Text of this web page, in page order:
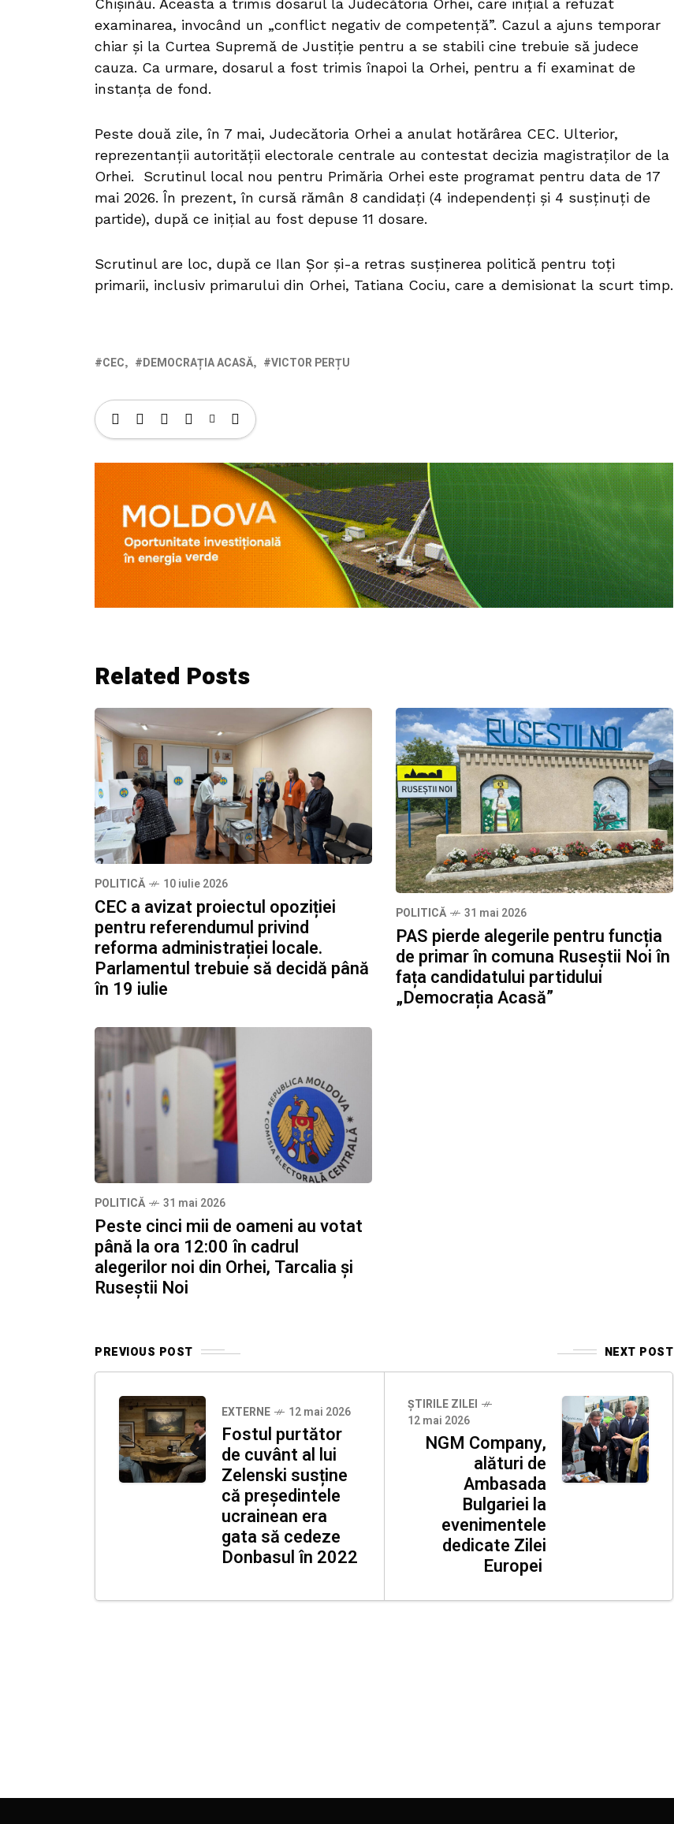
Chișinău. Aceasta a trimis dosarul la Judecătoria Orhei, care inițial a refuzat
examinarea, invocând un „conflict negativ de competență”. Cazul a ajuns temporar
chiar și la Curtea Supremă de Justiție pentru a se stabili cine trebuie să judece
cauza. Ca urmare, dosarul a fost trimis înapoi la Orhei, pentru a fi examinat de
instanța de fond.
Peste două zile, în 7 mai, Judecătoria Orhei a anulat hotărârea CEC. Ulterior,
reprezentanții autorității electorale centrale au contestat decizia magistraților de la
Orhei. Scrutinul local nou pentru Primăria Orhei este programat pentru data de 17
mai 2026. În prezent, în cursă rămân 8 candidați (4 independenți și 4 susținuți de
partide), după ce inițial au fost depuse 11 dosare.
Scrutinul are loc, după ce Ilan Șor și-a retras susținerea politică pentru toți
primarii, inclusiv primarului din Orhei, Tatiana Cociu, care a demisionat la scurt timp.
CEC DEMOCRAȚIA ACASĂ VICTOR PERȚU
Related Posts
POLITICĂ 10 iulie 2026
CEC a avizat proiectul opoziției
pentru referendumul privind
reforma administrației locale.
Parlamentul trebuie să decidă până
în 19 iulie
POLITICĂ 31 mai 2026
PAS pierde alegerile pentru funcția
de primar în comuna Ruseștii Noi în
fața candidatului partidului
„Democrația Acasă”
POLITICĂ 31 mai 2026
Peste cinci mii de oameni au votat
până la ora 12:00 în cadrul
alegerilor noi din Orhei, Tarcalia și
Ruseștii Noi
PREVIOUS POST NEXT POST
EXTERNE 12 mai 2026
Fostul purtător
de cuvânt al lui
Zelenski susține
că președintele
ucrainean era
gata să cedeze
Donbasul în 2022
ȘTIRILE ZILEI
12 mai 2026
NGM Company,
alături de
Ambasada
Bulgariei la
evenimentele
dedicate Zilei
Europei